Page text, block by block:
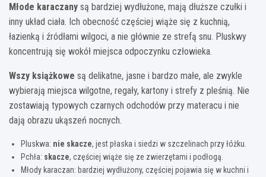
Młode karaczany są bardziej wydłużone, mają dłuższe czułki i
inny układ ciała. Ich obecność częściej wiąże się z kuchnią,
łazienką i źródłami wilgoci, a nie głównie ze strefą snu. Pluskwy
koncentrują się wokół miejsca odpoczynku człowieka.
Wszy książkowe są delikatne, jasne i bardzo małe, ale zwykle
wybierają miejsca wilgotne, regały, kartony i strefy z pleśnią. Nie
zostawiają typowych czarnych odchodów przy materacu i nie
dają obrazu ukąszeń nocnych.
Pluskwa: nie skacze, jest płaska i siedzi w szczelinach przy łóżku.
Pchła: skacze, częściej wiąże się ze zwierzętami i podłogą.
Młody karaczan: bardziej wydłużony, częściej pojawia się w kuchni i